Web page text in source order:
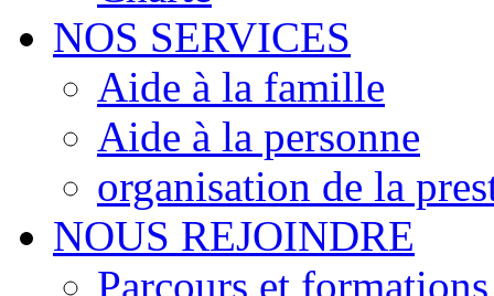
NOS SERVICES
Aide à la famille
Aide à la personne
organisation de la
NOUS REJOINDRE
Parcours et formations